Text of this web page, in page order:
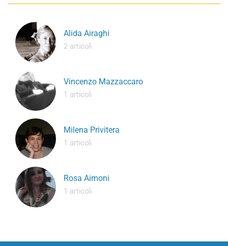
Alida Airaghi
2 articoli
Vincenzo Mazzaccaro
1 articoli
Milena Privitera
1 articoli
Rosa Aimoni
1 articoli